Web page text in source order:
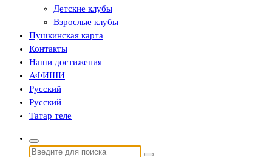
Детские клубы
Взрослые клубы
Пушкинская карта
Контакты
Наши достижения
АФИШИ
Русский
Русский
Татар теле
Найти: